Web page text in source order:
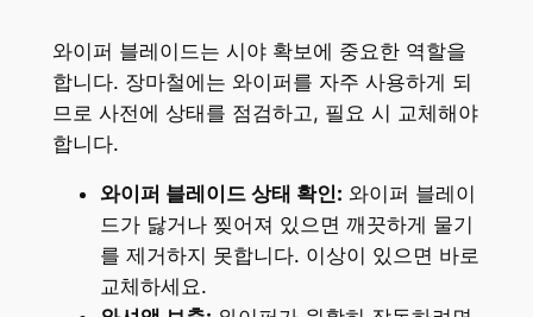
와이퍼 블레이드는 시야 확보에 중요한 역할을
합니다. 장마철에는 와이퍼를 자주 사용하게 되
므로 사전에 상태를 점검하고, 필요 시 교체해야
합니다.
와이퍼 블레이드 상태 확인: 와이퍼 블레이
드가 닳거나 찢어져 있으면 깨끗하게 물기
를 제거하지 못합니다. 이상이 있으면 바로
교체하세요.